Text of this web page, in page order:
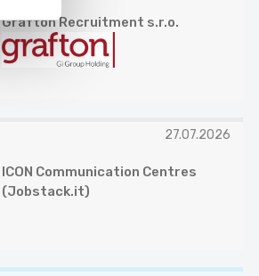
Grafton Recruitment s.r.o.
27.07.2026
ICON Communication Centres
(Jobstack.it)